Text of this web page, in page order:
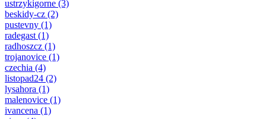
ustrzykigorne (3)
beskidy-cz (2)
pustevny (1)
radegast (1)
radhoszcz (1)
trojanovice (1)
czechia (4)
listopad24 (2)
lysahora (1)
malenovice (1)
ivancena (1)